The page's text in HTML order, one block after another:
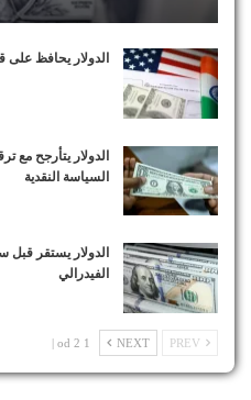
الدولار يحافظ على
الدولار يتأرجح مع
السياسة النقدية
الدولار يستقر
الفيدرالي
NEXT
1 od 2 |